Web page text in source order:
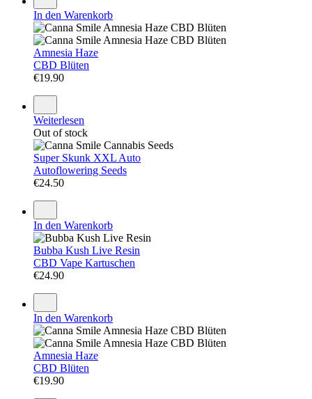
In den Warenkorb
Amnesia Haze
CBD Blüten
€19.90
Weiterlesen
Out of stock
Super Skunk XXL Auto
Autoflowering Seeds
€24.50
In den Warenkorb
Bubba Kush Live Resin
CBD Vape Kartuschen
€24.90
In den Warenkorb
Amnesia Haze
CBD Blüten
€19.90